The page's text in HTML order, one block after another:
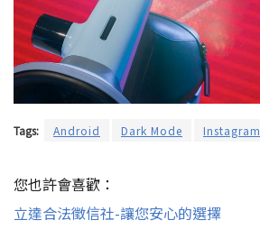
Tags: Android Dark Mode Instagram
您也許會喜歡：
立達合法徵信社-讓您安心的選擇